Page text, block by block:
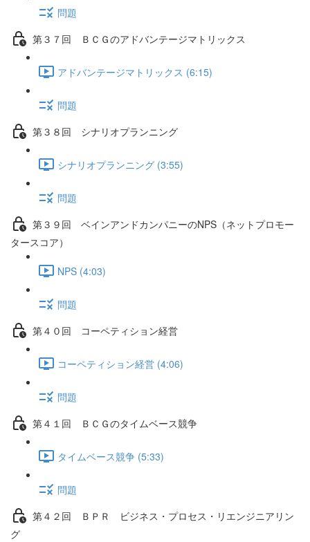
問題
第３７回 ＢＣＧのアドバンテージマトリックス
アドバンテージマトリックス (6:15)
問題
第３８回 シナリオプランニング
シナリオプランニング (3:55)
問題
第３９回 ベインアンドカンパニーのNPS（ネットプロモー
タースコア）
NPS (4:03)
問題
第４０回 コーペティション経営
コーペティション経営 (4:06)
問題
第４１回 ＢＣＧのタイムベース競争
タイムベース競争 (5:33)
問題
第４２回 ＢＰＲ ビジネス・プロセス・リエンジニアリン
グ